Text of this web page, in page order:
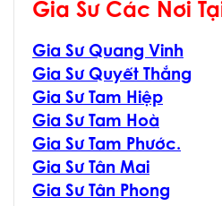
Gia Sư Các Nơi
Gia Sư Quang Vinh
Gia Sư Quyết Thắng
Gia Sư Tam Hiệp
Gia Sư Tam Hoà
Gia Sư Tam Phước.
Gia Sư Tân Mai
Gia Sư Tân Phong